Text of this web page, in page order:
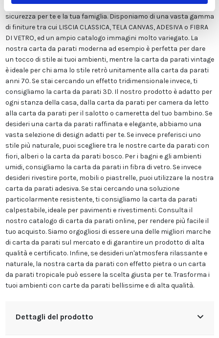
ECOLOGICO e GREEN GUARD GOLD, garantendo la massima
sicurezza per te e la tua famiglia. Disponiamo di una vasta gamma
di finiture tra cui LISCIA CLASSICA, TELA CANVAS, ADESIVA o FIBRA
DI VETRO, ed un ampio catalogo immagini molto variegato. La
nostra carta da parati moderna ad esempio è perfetta per dare
un tocco di stile ai tuoi ambienti, mentre la carta da parati vintage
è ideale per chi ama lo stile retrò unitamente alla carta da parati
anni 70. Se stai cercando un effetto tridimensionale invece, ti
consigliamo la carta da parati 3D. Il nostro prodotto è adatto per
ogni stanza della casa, dalla carta da parati per camera da letto
alla carta da parati per il salotto o cameretta del tuo bambino. Se
desideri una carta da parati raffinata e elegante, abbiamo una
vasta selezione di design adatti per te. Se invece preferisci uno
stile più naturale, puoi scegliere tra le nostre carte da parati con
fiori, alberi o la carta da parati bosco. Per i bagni e gli ambienti
umidi, consigliamo la carta da parati in fibra di vetro. Se invece
desideri rivestire porte, mobili o piastrelle, puoi utilizzare la nostra
carta da parati adesiva. Se stai cercando una soluzione
particolarmente resistente, ti consigliamo la carta da parati
calpestabile, ideale per pavimenti e rivestimenti. Consulta il
nostro catalogo di carta da parati online, per rendere più facile il
tuo acquisto. Siamo orgogliosi di essere una delle migliori marche
di carta da parati sul mercato e di garantire un prodotto di alta
qualità e certificato. Infine, se desideri un'atmosfera rilassante e
naturale, la nostra carta da parati con effetto pietra o un carta
da parati tropicale può essere la scelta giusta per te. Trasforma i
tuoi ambienti con carte da parati bellissime e di alta qualità.
Dettagli del prodotto